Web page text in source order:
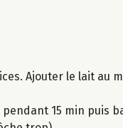
Ajouter le lait au
15 min puis